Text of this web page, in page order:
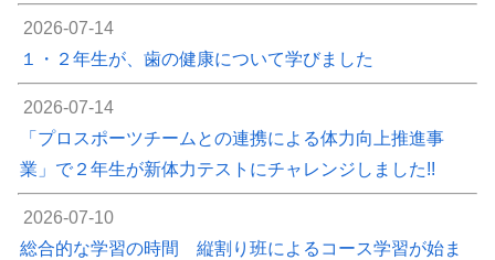
2026-07-14
１・２年生が、歯の健康について学びました
2026-07-14
「プロスポーツチームとの連携による体力向上推進事
業」で２年生が新体力テストにチャレンジしました!!
2026-07-10
総合的な学習の時間 縦割り班によるコース学習が始ま